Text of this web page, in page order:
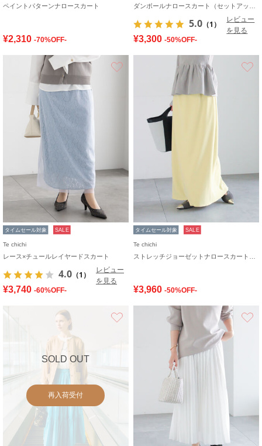
ペイントパターンナロースカート
¥2,310 -70%OFF-
5.0 （1）
レビュー
を見る
¥3,300 -50%OFF-
タイムセール対象 SALE
Te chichi
レース×チュールレイヤードスカート
4.0 （1）
レビュー
を見る
¥3,740 -60%OFF-
タイムセール対象 SALE
Te chichi
¥3,960 -50%OFF-
SOLD OUT
再入荷受付